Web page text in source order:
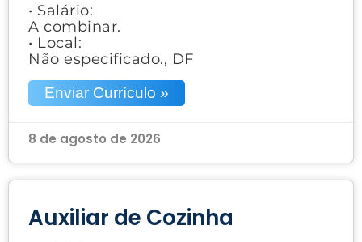
• Salário:
A combinar.
• Local:
Não especificado., DF
Enviar Currículo »
8 de agosto de 2026
Auxiliar de Cozinha